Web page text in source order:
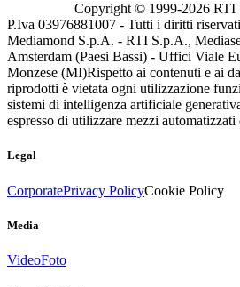
Copyright © 1999-2026 RTI
P.Iva 03976881007 - Tutti i diritti
Mediamond S.p.A. - RTI S.p.A.,
Amsterdam (Paesi Bassi) - Uffici Viale
Monzese (MI)Rispetto ai contenuti e ai
riprodotti è vietata ogni utilizzazione
sistemi di intelligenza artificiale
espresso di utilizzare mezzi automatizzati
Legal
CorporatePrivacy PolicyCookie Policy
Media
VideoFoto